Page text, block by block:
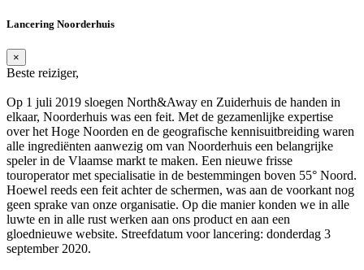
Lancering Noorderhuis
×
Beste reiziger,
Op 1 juli 2019 sloegen North&Away en Zuiderhuis de handen in
elkaar, Noorderhuis was een feit. Met de gezamenlijke expertise
over het Hoge Noorden en de geografische kennisuitbreiding waren
alle ingrediënten aanwezig om van Noorderhuis een belangrijke
speler in de Vlaamse markt te maken. Een nieuwe frisse
touroperator met specialisatie in de bestemmingen boven 55° Noord.
Hoewel reeds een feit achter de schermen, was aan de voorkant nog
geen sprake van onze organisatie. Op die manier konden we in alle
luwte en in alle rust werken aan ons product en aan een
gloednieuwe website. Streefdatum voor lancering: donderdag 3
september 2020.